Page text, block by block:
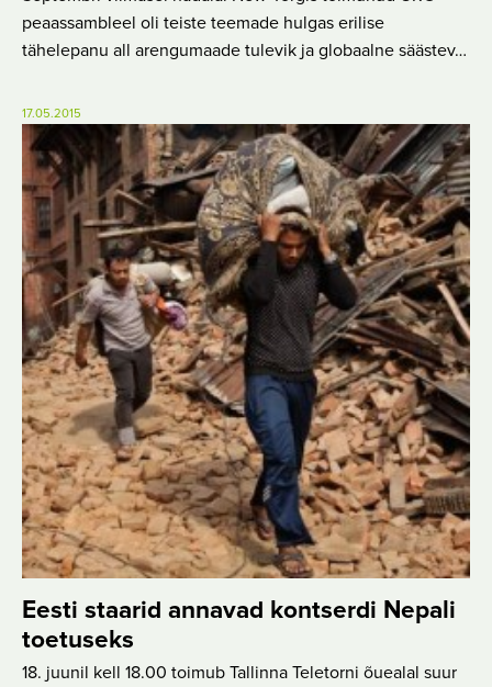
peaassambleel oli teiste teemade hulgas erilise
tähelepanu all arengumaade tulevik ja globaalne säästev…
17.05.2015
Eesti staarid annavad kontserdi Nepali
toetuseks
18. juunil kell 18.00 toimub Tallinna Teletorni õuealal suur